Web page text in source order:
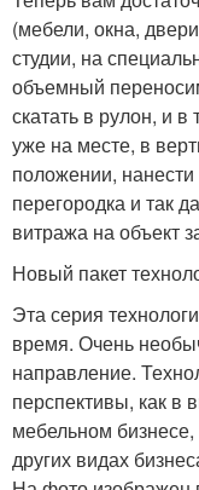
(мебели, окна,
студии, на
объемный
скатать в рулон, и в
уже на месте, в
положении,
перегородка и так
витража на объект
Новый пакет
Эта серия
время. Очень
направление.
перспективы, как в
мебельном
других видах